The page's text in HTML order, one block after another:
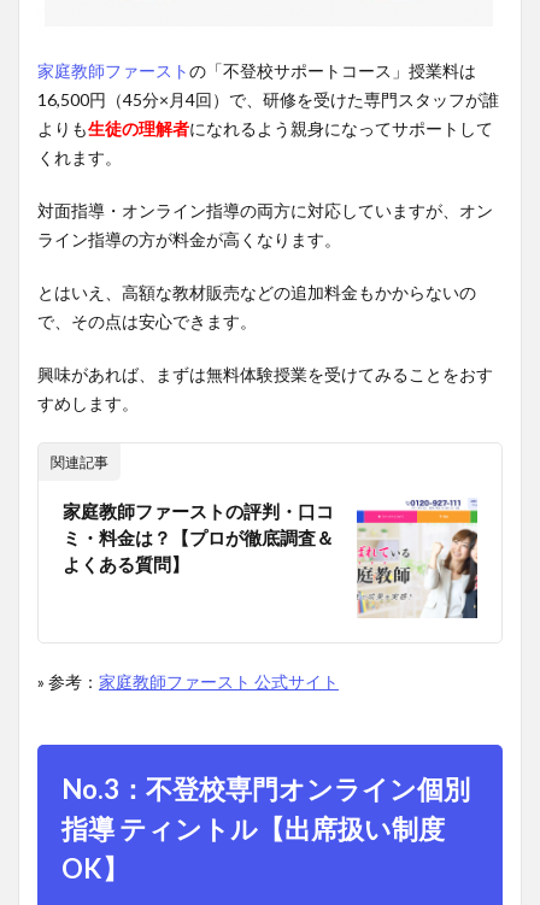
家庭教師ファーストの「不登校サポートコース」授業料は
16,500円（45分×月4回）で、研修を受けた専門スタッフが誰
よりも生徒の理解者になれるよう親身になってサポートして
くれます。
対面指導・オンライン指導の両方に対応していますが、オン
ライン指導の方が料金が高くなります。
とはいえ、高額な教材販売などの追加料金もかからないの
で、その点は安心できます。
興味があれば、まずは無料体験授業を受けてみることをおす
すめします。
関連記事
家庭教師ファーストの評判・口コ
ミ・料金は？【プロが徹底調査＆
よくある質問】
» 参考： 家庭教師ファースト 公式サイト
No.3：不登校専門オンライン個別
指導 ティントル【出席扱い制度
OK】